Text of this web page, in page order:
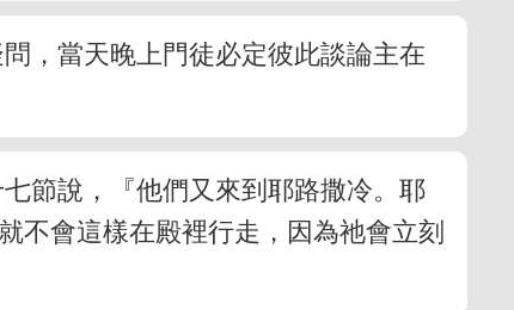
，當天晚上門徒必定彼此談論主在
節說，『他們又來到耶路撒冷。耶
不會這樣在殿裡行走，因為祂會立刻